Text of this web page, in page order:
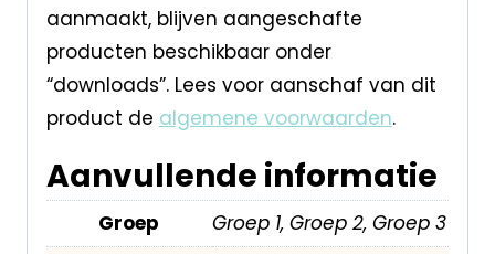
aanmaakt, blijven aangeschafte
producten beschikbaar onder
“downloads”. Lees voor aanschaf van dit
product de algemene voorwaarden.
Aanvullende informatie
Groep Groep 1, Groep 2, Groep 3